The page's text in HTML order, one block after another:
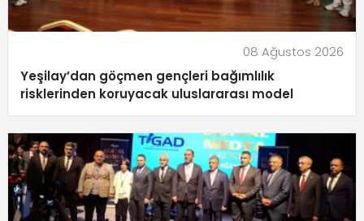
08 Ağustos 2026
Yeşilay’dan göçmen gençleri bağımlılık
risklerinden koruyacak uluslararası model